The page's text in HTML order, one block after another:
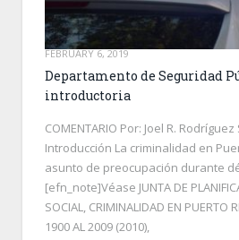
FEBRUARY 6, 2019
Departamento de Seguridad
introductoria
COMENTARIO Por: Joel R.
Introducción La criminalidad en
asunto de preocupación durante
[efn_note]Véase JUNTA DE
SOCIAL, CRIMINALIDAD EN PUERTO
1900 AL 2009 (2010),